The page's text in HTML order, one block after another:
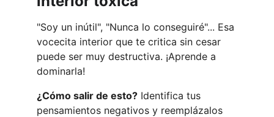
"Soy un inútil", "Nunca lo conseguiré"... Esa
vocecita interior que te critica sin cesar
puede ser muy destructiva. ¡Aprende a
dominarla!
¿Cómo salir de esto? Identifica tus
pensamientos negativos y reemplázalos